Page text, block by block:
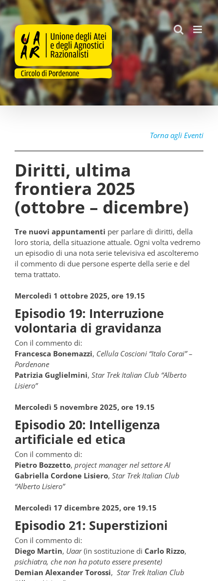
Salta
al
contenuto
Torna agli Eventi
Diritti, ultima
frontiera 2025
(ottobre – dicembre)
Tre nuovi appuntamenti per parlare di diritti, della
loro storia, della situazione attuale. Ogni volta vedremo
un episodio di una nota serie televisiva ed ascolteremo
il commento di due persone esperte della serie e del
tema trattato.
Mercoledì 1 ottobre 2025, ore 19.15
Episodio 19: Interruzione
volontaria di gravidanza
Con il commento di:
Francesca Bonemazzi, Cellula Coscioni “Italo Corai” –
Pordenone
Patrizia Guglielmini, Star Trek Italian Club “Alberto
Lisiero”
Mercoledì 5 novembre 2025, ore 19.15
Episodio 20: Intelligenza
artificiale ed etica
Con il commento di:
Pietro Bozzetto, project manager nel settore AI
Gabriella Cordone Lisiero, Star Trek Italian Club
“Alberto Lisiero”
Mercoledì 17 dicembre 2025, ore 19.15
Episodio 21: Superstizioni
Con il commento di:
Diego Martin, Uaar(in sostituzione di Carlo Rizzo,
psichiatra, che non ha potuto essere presente)
Demian Alexander Torossi, Star Trek Italian Club